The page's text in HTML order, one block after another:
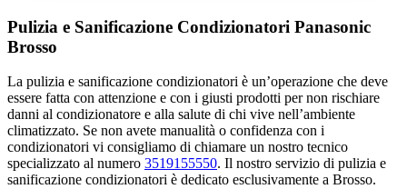
Pulizia e Sanificazione Condizionatori Panasonic
Brosso
La pulizia e sanificazione condizionatori è un’operazione che deve
essere fatta con attenzione e con i giusti prodotti per non rischiare
danni al condizionatore e alla salute di chi vive nell’ambiente
climatizzato. Se non avete manualità o confidenza con i
condizionatori vi consigliamo di chiamare un nostro tecnico
specializzato al numero 3519155550. Il nostro servizio di pulizia e
sanificazione condizionatori è dedicato esclusivamente a Brosso.